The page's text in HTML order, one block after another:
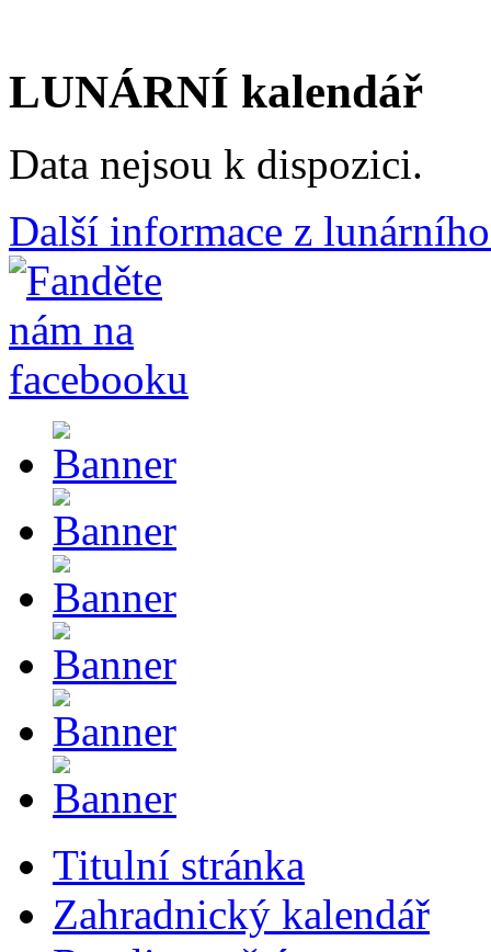
LUNÁRNÍ kalendář
Data nejsou k dispozici.
Další informace z
Titulní stránka
Zahradnický kalendář